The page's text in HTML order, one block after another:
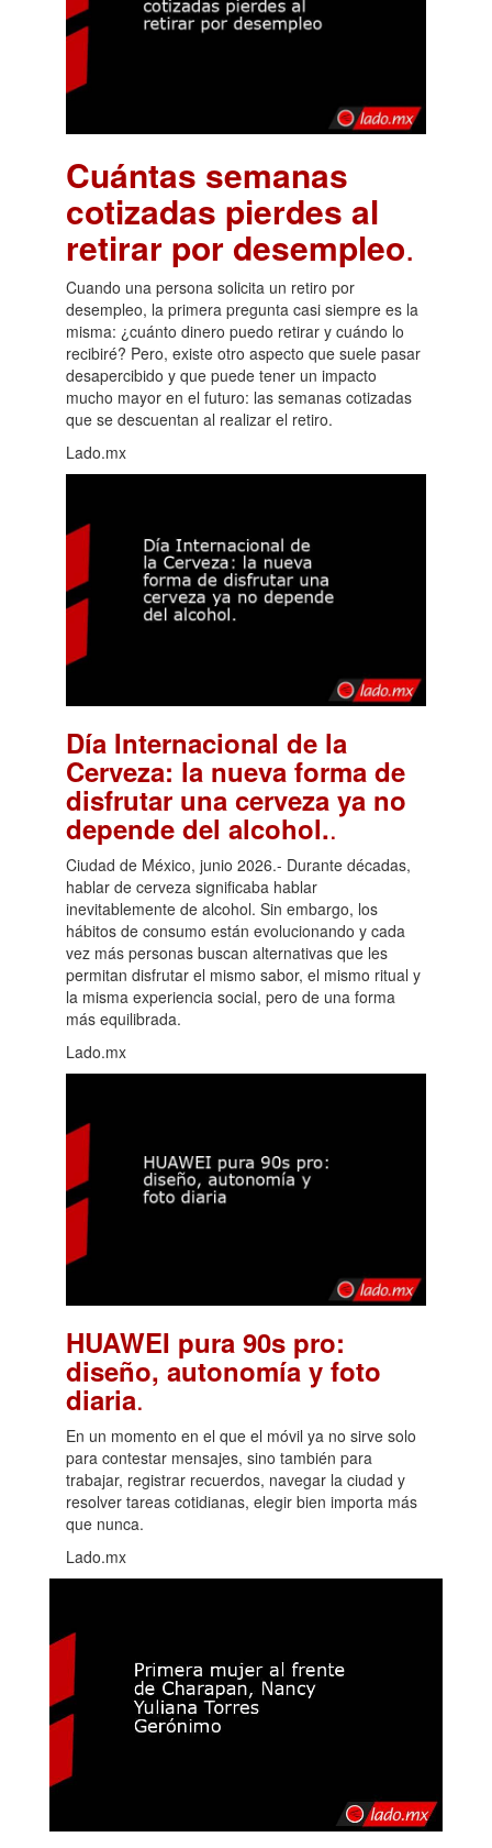
Cuántas semanas
cotizadas pierdes al
retirar por desempleo.
Cuando una persona solicita un retiro por
desempleo, la primera pregunta casi siempre es la
misma: ¿cuánto dinero puedo retirar y cuándo lo
recibiré? Pero, existe otro aspecto que suele pasar
desapercibido y que puede tener un impacto
mucho mayor en el futuro: las semanas cotizadas
que se descuentan al realizar el retiro.
Lado.mx
Día Internacional de la
Cerveza: la nueva forma de
disfrutar una cerveza ya no
depende del alcohol..
Ciudad de México, junio 2026.- Durante décadas,
hablar de cerveza significaba hablar
inevitablemente de alcohol. Sin embargo, los
hábitos de consumo están evolucionando y cada
vez más personas buscan alternativas que les
permitan disfrutar el mismo sabor, el mismo ritual y
la misma experiencia social, pero de una forma
más equilibrada.
Lado.mx
HUAWEI pura 90s pro:
diseño, autonomía y foto
diaria.
En un momento en el que el móvil ya no sirve solo
para contestar mensajes, sino también para
trabajar, registrar recuerdos, navegar la ciudad y
resolver tareas cotidianas, elegir bien importa más
que nunca.
Lado.mx